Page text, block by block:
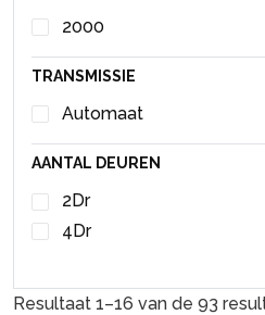
2000
TRANSMISSIE
Automaat
AANTAL DEUREN
2Dr
4Dr
Resultaat 1–16 van de 93